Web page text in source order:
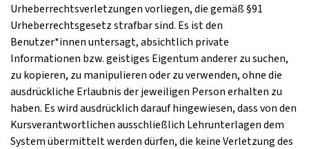
Urheberrechtsverletzungen vorliegen, die gemäß §91
Urheberrechtsgesetz strafbar sind. Es ist den
Benutzer*innen untersagt, absichtlich private
Informationen bzw. geistiges Eigentum anderer zu suchen,
zu kopieren, zu manipulieren oder zu verwenden, ohne die
ausdrückliche Erlaubnis der jeweiligen Person erhalten zu
haben. Es wird ausdrücklich darauf hingewiesen, dass von den
Kursverantwortlichen ausschließlich Lehrunterlagen dem
System übermittelt werden dürfen, die keine Verletzung des